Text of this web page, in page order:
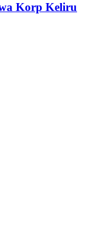
Korp Keliru